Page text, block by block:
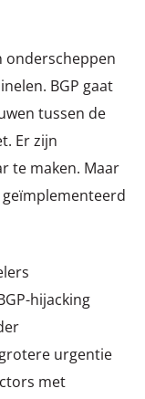
onderscheppen
BGP gaat
tussen de
Er zijn
te maken. Maar
hijacking
urgentie
met